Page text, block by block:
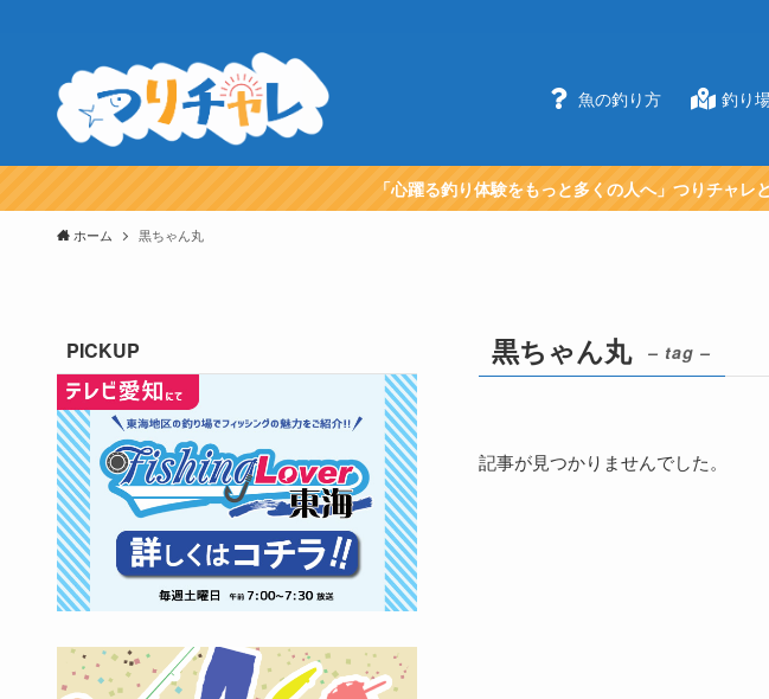
魚の釣り方 釣り
「心躍る釣り体験をもっと多くの人へ」つりチャレ
ホーム 黒ちゃん丸
黒ちゃん丸 – tag –
記事が見つかりませんでした。
PICKUP